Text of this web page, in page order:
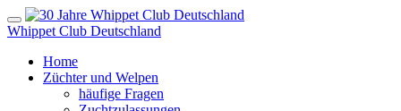
Whippet Club Deutschland
Home
Züchter und Welpen
häufige Fragen